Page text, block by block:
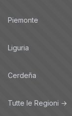
Piemonte
Liguria
Cerdeña
Tutte le Regioni →